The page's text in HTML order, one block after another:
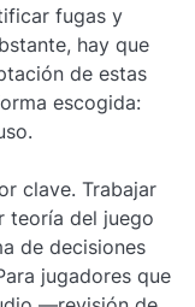
fugas y
hay que
de estas
escogida:
clave. Trabajar
teoría del juego
de decisiones
jugadores que